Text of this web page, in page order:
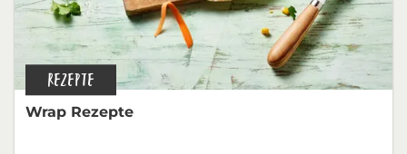
REZEPTE
Wrap Rezepte